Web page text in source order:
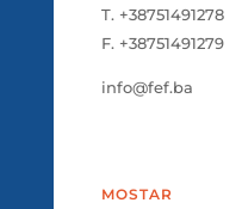
T. +38751491278
F. +38751491279
info@fef.ba
MOSTAR